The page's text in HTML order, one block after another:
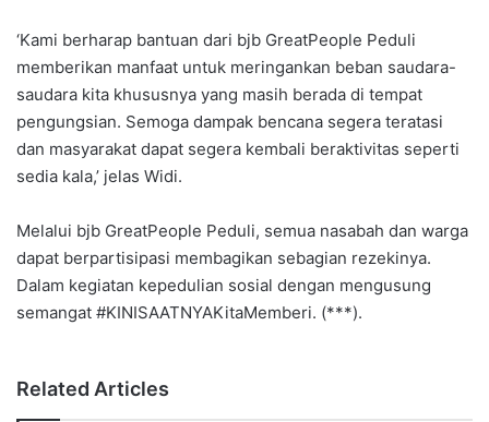
‘Kami berharap bantuan dari bjb GreatPeople Peduli
memberikan manfaat untuk meringankan beban saudara-
saudara kita khususnya yang masih berada di tempat
pengungsian. Semoga dampak bencana segera teratasi
dan masyarakat dapat segera kembali beraktivitas seperti
sedia kala,’ jelas Widi.
Melalui bjb GreatPeople Peduli, semua nasabah dan warga
dapat berpartisipasi membagikan sebagian rezekinya.
Dalam kegiatan kepedulian sosial dengan mengusung
semangat #KINISAATNYAKitaMemberi. (***).
Related Articles